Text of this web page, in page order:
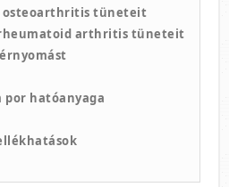
osteoarthritis tüneteit
arthritis tüneteit
por hatóanyaga